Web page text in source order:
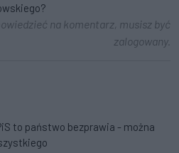
na komentarz, musisz być
zalogowany.
to państwo bezprawia - można